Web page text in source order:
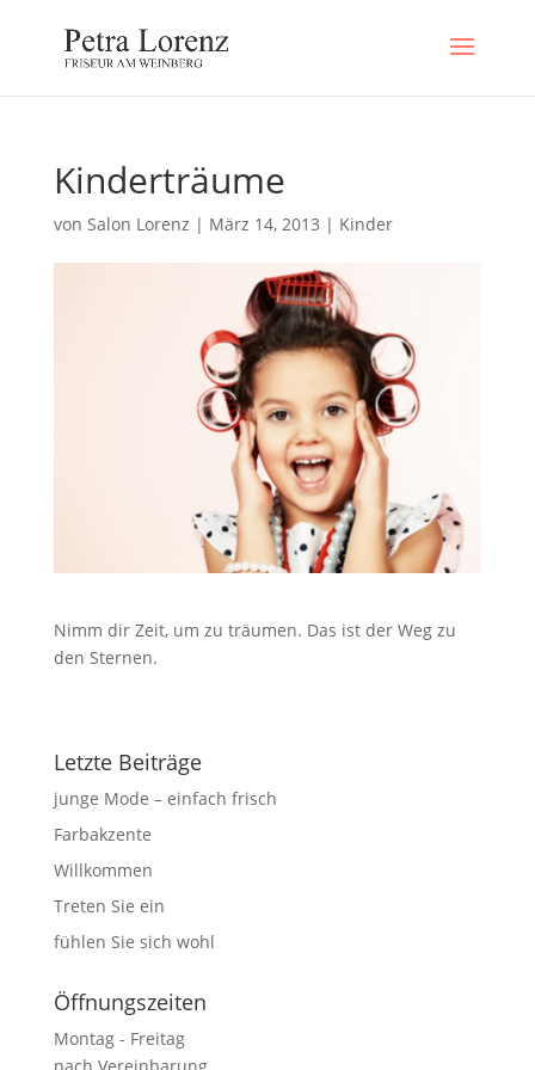
Kinderträume
von Salon Lorenz | März 14, 2013 | Kinder
Nimm dir Zeit, um zu träumen. Das ist der Weg zu
den Sternen.
Letzte Beiträge
junge Mode – einfach frisch
Farbakzente
Willkommen
Treten Sie ein
fühlen Sie sich wohl
Öffnungszeiten
Montag - Freitag